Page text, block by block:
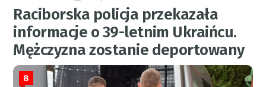
Raciborska policja przekazała
informacje o 39-letnim Ukraińcu.
Mężczyzna zostanie deportowany
8